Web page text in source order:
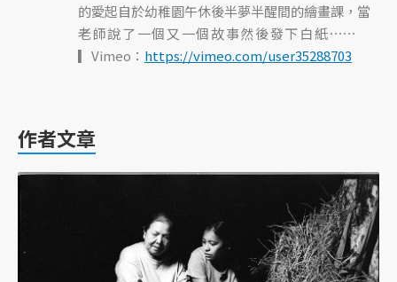
的愛起自於幼稚園午休後半夢半醒間的繪畫課，當
老師說了一個又一個故事然後發下白紙⋯⋯
▎Vimeo： https://vimeo.com/user35288703
作者文章